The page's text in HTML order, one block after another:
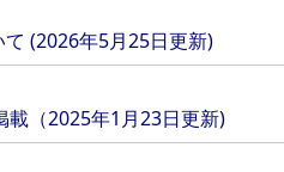
(2026年5月25日更新)
載（2025年1月23日更新)